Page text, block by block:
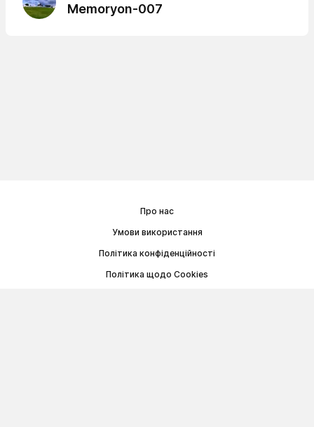
Memoryon-007
Про нас
Умови використання
Політика конфіденційності
Політика щодо Cookies